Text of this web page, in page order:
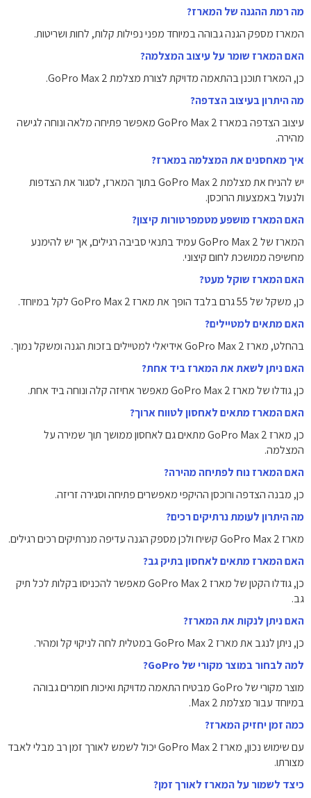
מה רמת ההגנה של המארז?
המארז מספק הגנה גבוהה במיוחד מפני נפילות קלות, לחות ושריטות.
האם המארז שומר על עיצוב המצלמה?
כן, המארז תוכנן בהתאמה מדויקת לצורת מצלמת GoPro Max 2.
מה היתרון בעיצוב הצדפה?
עיצוב הצדפה במארז GoPro Max 2 מאפשר פתיחה מלאה ונוחה לגישה
מהירה.
איך מאחסנים את המצלמה במארז?
יש להניח את מצלמת GoPro Max 2 בתוך המארז, לסגור את הצדפות
ולנעול באמצעות הרוכסן.
האם המארז מושפע מטמפרטורות קיצון?
המארז של GoPro Max 2 עמיד בתנאי סביבה רגילים, אך יש להימנע
מחשיפה ממושכת לחום קיצוני.
האם המארז שוקל מעט?
כן, משקל של 55 גרם בלבד הופך את מארז GoPro Max 2 לקל במיוחד.
האם מתאים למטיילים?
בהחלט, מארז GoPro Max 2 אידיאלי למטיילים בזכות הגנה ומשקל נמוך.
האם ניתן לשאת את המארז ביד אחת?
כן, גודלו של מארז GoPro Max 2 מאפשר אחיזה קלה ונוחה ביד אחת.
האם המארז מתאים לאחסון לטווח ארוך?
כן, מארז GoPro Max 2 מתאים גם לאחסון ממושך תוך שמירה על
המצלמה.
האם המארז נוח לפתיחה מהירה?
כן, מבנה הצדפה ורוכסן ההיקפי מאפשרים פתיחה וסגירה זריזה.
מה היתרון לעומת נרתיקים רכים?
מארז GoPro Max 2 קשיח ולכן מספק הגנה עדיפה מנרתיקים רכים רגילים.
האם המארז מתאים לאחסון בתיק גב?
כן, גודלו הקטן של מארז GoPro Max 2 מאפשר להכניסו בקלות לכל תיק
גב.
האם ניתן לנקות את המארז?
כן, ניתן לנגב את מארז GoPro Max 2 במטלית לחה לניקוי קל ומהיר.
למה לבחור במוצר מקורי של GoPro?
מוצר מקורי של GoPro מבטיח התאמה מדויקת ואיכות חומרים גבוהה
במיוחד עבור מצלמת Max 2.
כמה זמן יחזיק המארז?
עם שימוש נכון, מארז GoPro Max 2 יכול לשמש לאורך זמן רב מבלי לאבד
מצורתו.
כיצד לשמור על המארז לאורך זמן?